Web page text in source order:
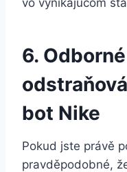
6.
bot Nike
Pokud jste‌ právě
pravděpodobné,